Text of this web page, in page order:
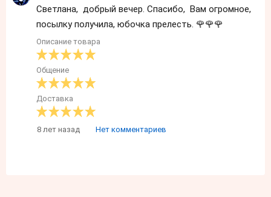
Светлана, добрый вечер. Спасибо, Вам огромное,
посылку получила, юбочка прелесть. 🌹🌹🌹
Описание товара
Общение
Доставка
8 лет назад Нет комментариев